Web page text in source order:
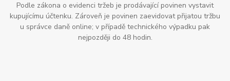
Podle zákona o evidenci tržeb je prodávající povinen vystavit
kupujícímu účtenku. Zároveň je povinen zaevidovat přijatou tržbu
u správce daně online; v případě technického výpadku pak
nejpozději do 48 hodin.